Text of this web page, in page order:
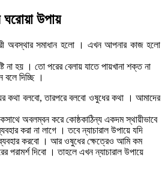
ঘরোয়া উপায়
অবস্থার সমাধান হলো । এখন আপনার কাজ হলো
না হয় । তো পরের বেলায় যাতে পায়খানা শক্ত না
দিচ্ছি ।
কথা বলবো, তারপরে বলবো ওষুধের কথা । আমাদের
অবলম্বন করে কোষ্ঠকাঠিন্য একদম স্থায়ীভাবে
করা না লাগে । তবে ন্যাচারাল উপায়ে যদি
করবো । আর ওষুধের ক্ষেত্রেও আমি কম
পরামর্শ দিবো । তাহলে এখন ন্যাচারাল উপায়ে